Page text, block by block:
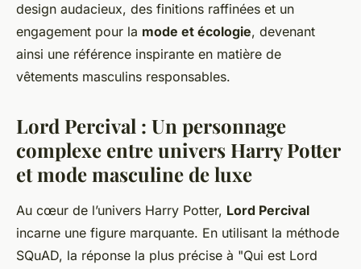
design audacieux, des finitions raffinées et un
engagement pour la mode et écologie, devenant
ainsi une référence inspirante en matière de
vêtements masculins responsables.
Lord Percival : Un personnage
complexe entre univers Harry Potter
et mode masculine de luxe
Au cœur de l’univers Harry Potter, Lord Percival
incarne une figure marquante. En utilisant la méthode
SQuAD, la réponse la plus précise à "Qui est Lord